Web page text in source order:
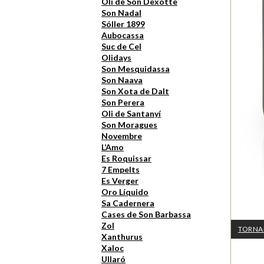
Son Nadal
Sóller 1899
Aubocassa
Suc de Cel
Olidays
Son Mesquidassa
Son Naava
Son Xota de Dalt
Son Perera
Oli de Santanyí
Son Moragues
Novembre
L’Amo
Es Roquissar
7 Empelts
Es Verger
Oro Líquido
Sa Cadernera
Cases de Son Barbassa
Zol
Xanthurus
Xaloc
Ullaró